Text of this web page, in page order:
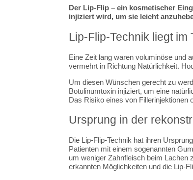
Der Lip-Flip – ein kosmetischer
injiziert wird, um sie leicht
Lip-Flip-Technik liegt im
Eine Zeit lang waren voluminöse und
vermehrt in Richtung Natürlichkeit.
Um diesen Wünschen gerecht zu
Botulinumtoxin injiziert, um eine
Das Risiko eines von Fillerinjektionen
Ursprung in der
Die Lip-Flip-Technik hat ihren
Patienten mit einem sogenannten
um weniger Zahnfleisch beim Lachen
erkannten Möglichkeiten und die Lip-